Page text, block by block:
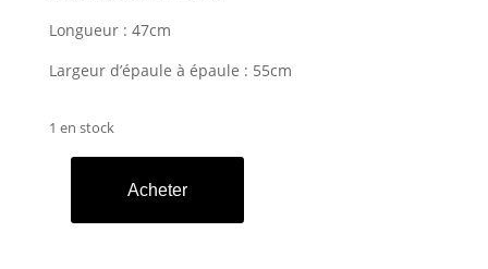
Longueur : 47cm
Largeur d’épaule à épaule : 55cm
1 en stock
Acheter